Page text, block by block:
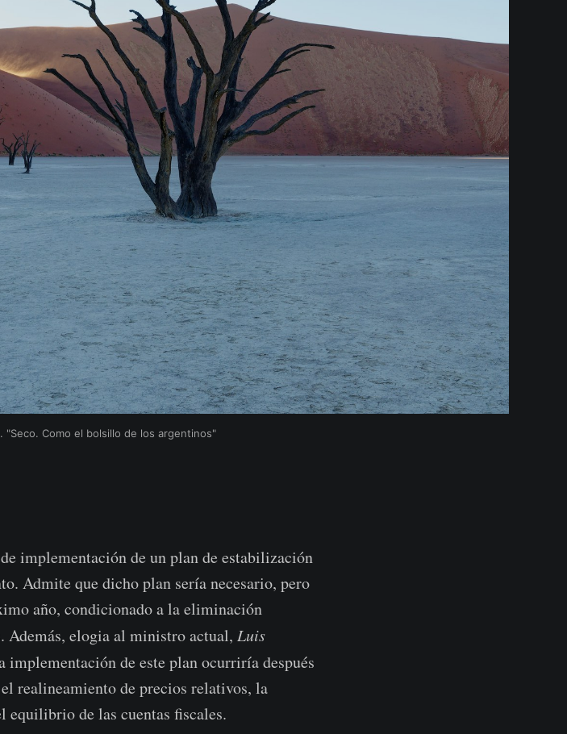
. "Seco. Como el bolsillo de los argentinos"
implementación de un plan de estabilización
Admite que dicho plan sería necesario, pero
año, condicionado a la eliminación
Además, elogia al ministro actual, Luis
implementación de este plan ocurriría después
realineamiento de precios relativos, la
de las cuentas fiscales.